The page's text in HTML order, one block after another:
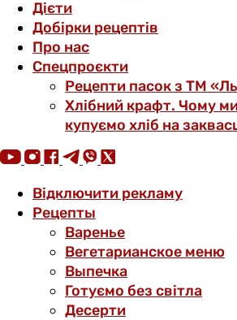
Дієти
Добірки рецептів
Про нас
Спецпроєкти
Рецепти пасок з ТМ
Хлібний крафт. Чому
купуємо хліб на
Відключити рекламу
Рецепты
Варенье
Вегетарианское меню
Выпечка
Готуємо без світла
Десерти